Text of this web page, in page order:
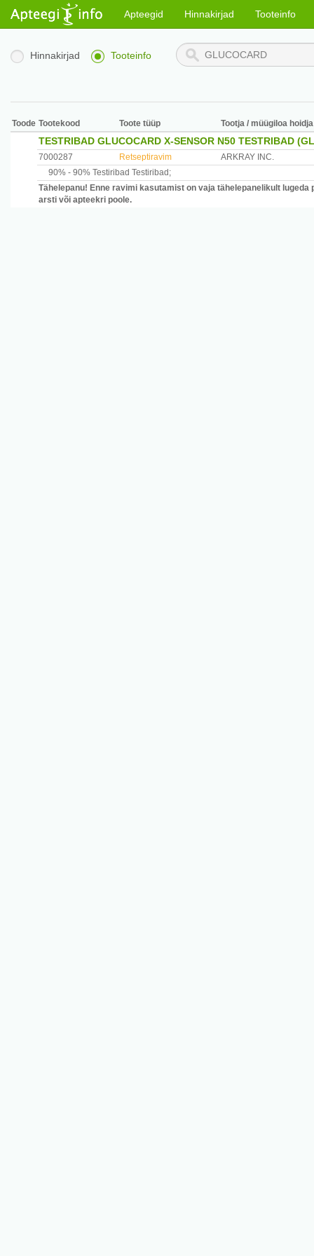
Apteegid Hinnakirjad Tooteinfo
Hinnakirjad Tooteinfo
Toode Tootekood Toote tüüp Tootja / müügiloa hoidja
TESTRIBAD GLUCOCARD X-SENSOR N50 TESTRIBAD
7000287 Retseptiravim
ARKRAY INC.
90% - 90% Testiribad Testiribad ;
Tähelepanu! Enne ravimi kasutamist on vaja tähelepanelikult
arsti või apteekri poole.